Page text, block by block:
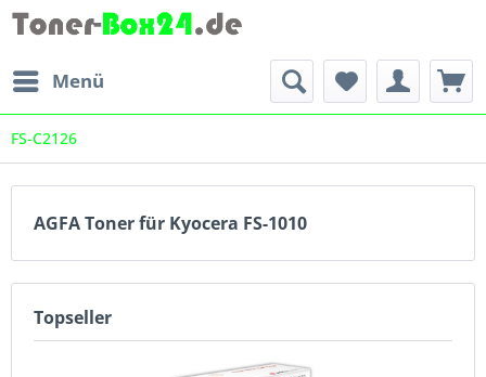
Menü
FS-C2126
AGFA Toner für Kyocera FS-1010
Topseller